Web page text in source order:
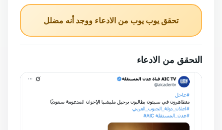
تحقق يوب يوب من الادعاء ووجد أنه مضلل
التحقق من الادعاء